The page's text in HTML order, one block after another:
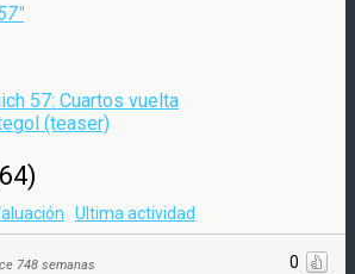
57: Cuartos vuelta
(teaser)
64)
Ultima actividad
0
748 semanas